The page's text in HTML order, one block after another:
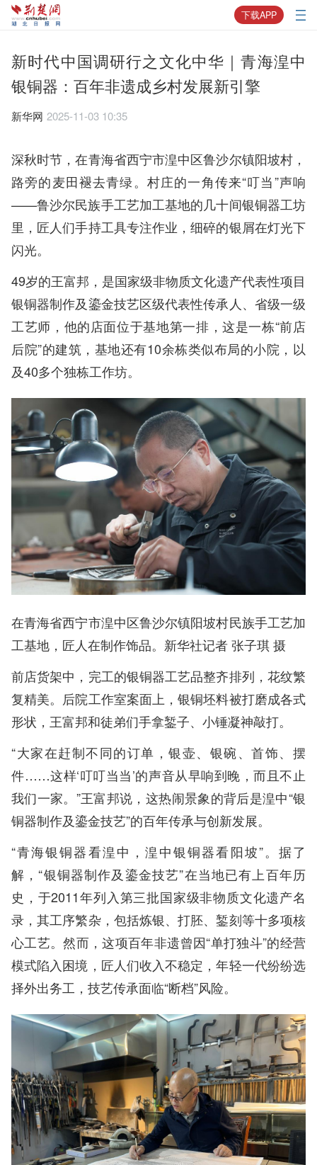
下载APP
新时代中国调研行之文化中华｜青海湟中
银铜器：百年非遗成乡村发展新引擎
新华网 2025-11-03 10:35
深秋时节，在青海省西宁市湟中区鲁沙尔镇阳坡村，
路旁的麦田褪去青绿。村庄的一角传来“叮当”声响
——鲁沙尔民族手工艺加工基地的几十间银铜器工坊
里，匠人们手持工具专注作业，细碎的银屑在灯光下
闪光。
49岁的王富邦，是国家级非物质文化遗产代表性项目
银铜器制作及鎏金技艺区级代表性传承人、省级一级
工艺师，他的店面位于基地第一排，这是一栋“前店
后院”的建筑，基地还有10余栋类似布局的小院，以
及40多个独栋工作坊。
在青海省西宁市湟中区鲁沙尔镇阳坡村民族手工艺加
工基地，匠人在制作饰品。新华社记者 张子琪 摄
前店货架中，完工的银铜器工艺品整齐排列，花纹繁
复精美。后院工作室案面上，银铜坯料被打磨成各式
形状，王富邦和徒弟们手拿錾子、小锤凝神敲打。
“大家在赶制不同的订单，银壶、银碗、首饰、摆
件……这样‘叮叮当当’的声音从早响到晚，而且不止
我们一家。”王富邦说，这热闹景象的背后是湟中“银
铜器制作及鎏金技艺”的百年传承与创新发展。
“青海银铜器看湟中，湟中银铜器看阳坡”。据了
解，“银铜器制作及鎏金技艺”在当地已有上百年历
史，于2011年列入第三批国家级非物质文化遗产名
录，其工序繁杂，包括炼银、打胚、錾刻等十多项核
心工艺。然而，这项百年非遗曾因“单打独斗”的经营
模式陷入困境，匠人们收入不稳定，年轻一代纷纷选
择外出务工，技艺传承面临“断档”风险。